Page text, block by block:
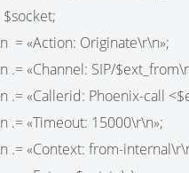
«Action: Originate\r\n»;
«Channel: SIP/
«Callerid: Phoenix-call
«Timeout: 15000\r\n»;
«Context: from-